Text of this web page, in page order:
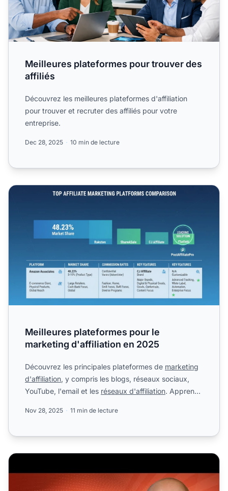
Meilleures plateformes pour trouver des
affiliés
Découvrez les meilleures plateformes d'affiliation
pour trouver et recruter des affiliés pour votre
entreprise.
Dec 28, 2025 10 min de lecture
Meilleures plateformes pour le marketing d'affiliation en
Meilleures plateformes pour le
marketing d'affiliation en 2025
Découvrez les principales plateformes de marketing
d'affiliation, y compris les blogs, réseaux sociaux,
YouTube, l'email et les réseaux d'affiliation. Apprenez
Nov 28, 2025 11 min de lecture
Les 6 plateformes d'affiliation les mieux rémunérées à